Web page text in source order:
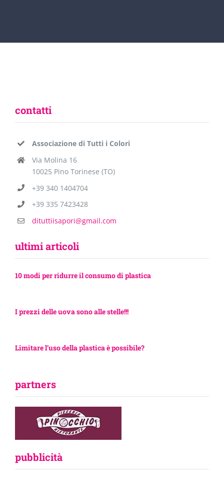
contatti
Associazione di Tutti i Colori
Via Molina 16
10025 Pino Torinese (TO)
+39 340 1404704
+39 335 7423428
dituttiisapori@gmail.com
ultimi articoli
10 modi per ridurre il consumo di plastica
I prezzi delle uova sono alle stelle!!!
Limitare l’uso della plastica è possibile?
partners
pubblicità